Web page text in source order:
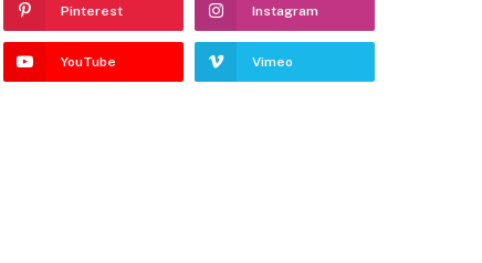
Pinterest Instagram
YouTube Vimeo